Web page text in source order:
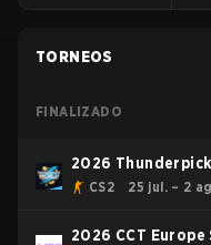
TORNEOS
FINALIZADO
2026
European Series
CS2 25 jul. – 2
2026 CCT Europe